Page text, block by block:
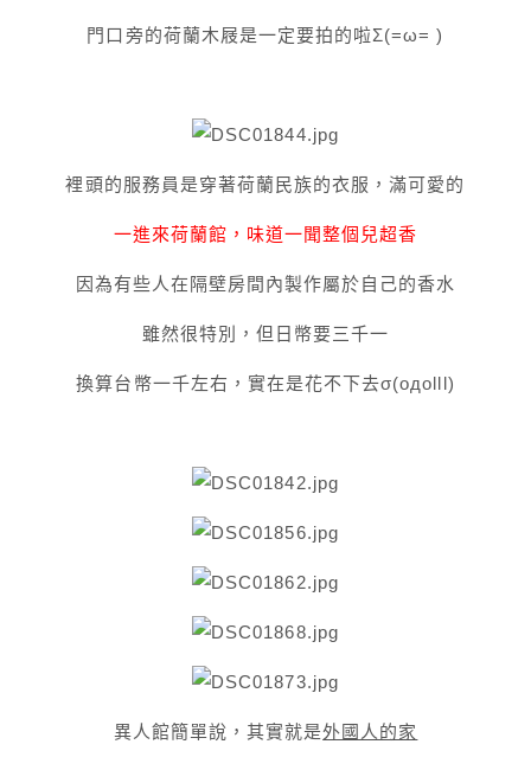
門口旁的荷蘭木屐是一定要拍的啦Σ(=ω= )
裡頭的服務員是穿著荷蘭民族的衣服，滿可愛的
一進來荷蘭館，味道一聞整個兒超香
因為有些人在隔壁房間內製作屬於自己的香水
雖然很特別，但日幣要三千一
換算台幣一千左右，實在是花不下去σ(oдolll)
異人館簡單說，其實就是外國人的家